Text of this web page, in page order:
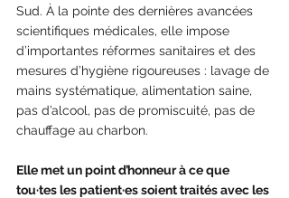
Sud. À la pointe des dernières avancées
scientifiques médicales, elle impose
d’importantes réformes sanitaires et des
mesures d’hygiène rigoureuses : lavage de
mains systématique, alimentation saine,
pas d’alcool, pas de promiscuité, pas de
chauffage au charbon.
Elle met un point d’honneur à ce que
tou·tes les patient·es soient traités avec les